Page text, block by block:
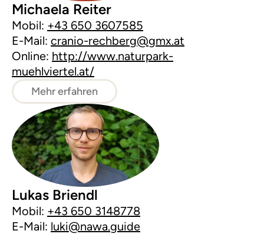
Michaela Reiter
Mobil: +43 650 3607585
E-Mail: cranio-rechberg@gmx.at
Online: http://www.naturpark-
muehlviertel.at/
Mehr erfahren
Lukas Briendl
Mobil: +43 650 3148778
E-Mail: luki@nawa.guide